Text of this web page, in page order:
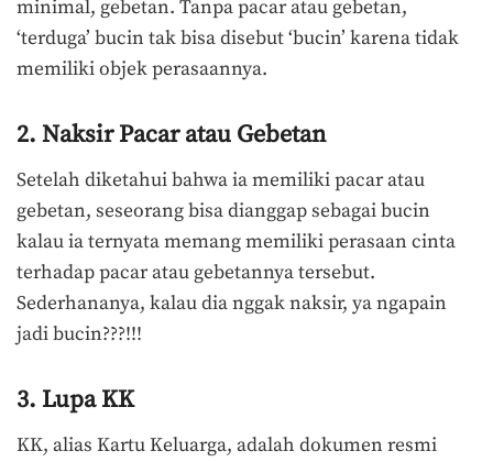
minimal, gebetan. Tanpa pacar atau gebetan,
‘terduga’ bucin tak bisa disebut ‘bucin’ karena tidak
memiliki objek perasaannya.
2. Naksir Pacar atau Gebetan
Setelah diketahui bahwa ia memiliki pacar atau
gebetan, seseorang bisa dianggap sebagai bucin
kalau ia ternyata memang memiliki perasaan cinta
terhadap pacar atau gebetannya tersebut.
Sederhananya, kalau dia nggak naksir, ya ngapain
jadi bucin???!!!
3. Lupa KK
KK, alias Kartu Keluarga, adalah dokumen resmi